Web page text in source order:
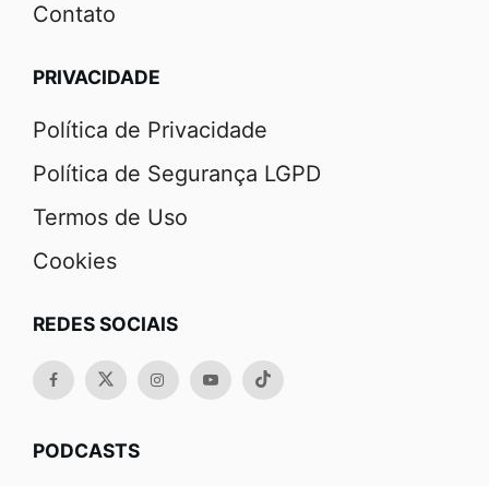
Contato
PRIVACIDADE
Política de Privacidade
Política de Segurança LGPD
Termos de Uso
Cookies
REDES SOCIAIS
PODCASTS